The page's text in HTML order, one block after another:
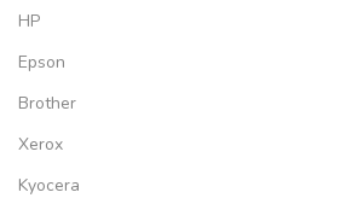
HP
Epson
Brother
Xerox
Kyocera